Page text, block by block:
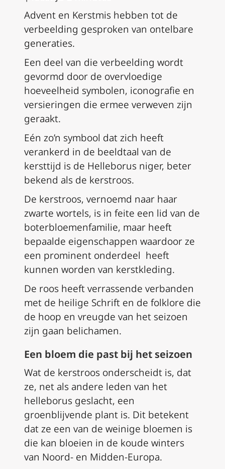
Advent en Kerstmis hebben tot de
verbeelding gesproken van ontelbare
generaties.
Een deel van die verbeelding wordt
gevormd door de overvloedige
hoeveelheid symbolen, iconografie en
versieringen die ermee verweven zijn
geraakt.
Eén zo’n symbool dat zich heeft
verankerd in de beeldtaal van de
kersttijd is de Helleborus niger, beter
bekend als de kerstroos.
De kerstroos, vernoemd naar haar
zwarte wortels, is in feite een lid van de
boterbloemenfamilie, maar heeft
bepaalde eigenschappen waardoor ze
een prominent onderdeel heeft
kunnen worden van kerstkleding.
De roos heeft verrassende verbanden
met de heilige Schrift en de folklore die
de hoop en vreugde van het seizoen
zijn gaan belichamen.
Een bloem die past bij het seizoen
Wat de kerstroos onderscheidt is, dat
ze, net als andere leden van het
helleborus geslacht, een
groenblijvende plant is. Dit betekent
dat ze een van de weinige bloemen is
die kan bloeien in de koude winters
van Noord- en Midden-Europa.